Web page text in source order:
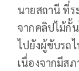
นายสถานี ที่ร
จากคลิปไม้กั้
ไปยังผู้ขับรถ
เนื่องจากมีส